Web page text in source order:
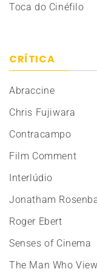
Toca do Cinéfilo
CRÍTICA
Abraccine
Chris Fujiwara
Contracampo
Film Comment
Interlúdio
Jonatham
Roger Ebert
Senses of Cinema
The Man Who